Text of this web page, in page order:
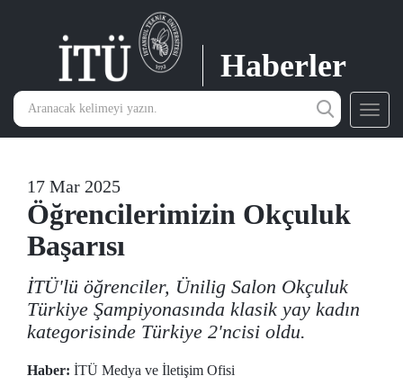
Haberler
17 Mar 2025
Öğrencilerimizin Okçuluk
Başarısı
İTÜ'lü öğrenciler, Ünilig Salon Okçuluk
Türkiye Şampiyonasında klasik yay kadın
kategorisinde Türkiye 2'ncisi oldu.
Haber: İTÜ Medya ve İletişim Ofisi